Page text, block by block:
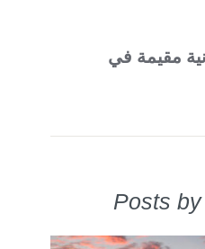
مقيمة في
Posts